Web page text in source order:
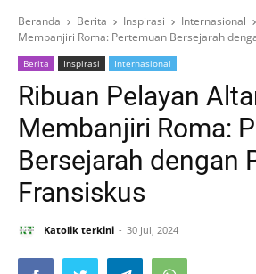
Beranda Berita Inspirasi Internasional
Membanjiri Roma: Pertemuan Bersejarah
Berita Inspirasi Internasional
Ribuan Pelayan
Membanjiri Roma:
Bersejarah dengan
Fransiskus
Katolik terkini 30 Jul, 2024